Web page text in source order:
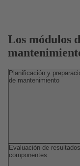
Los módulos
Planificación y
de mantenimiento
Evaluación de
componentes